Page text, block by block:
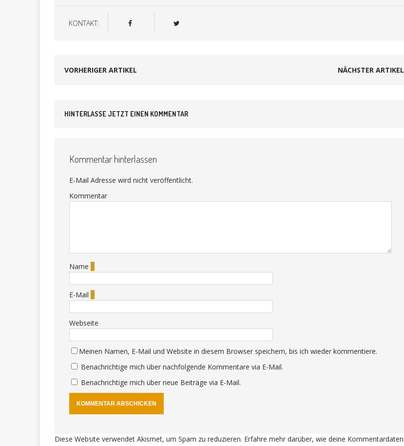
KONTAKT:
VORHERIGER ARTIKEL NÄCHSTER ARTIKEL
HINTERLASSE JETZT EINEN KOMMENTAR
Kommentar hinterlassen
E-Mail Adresse wird nicht veröffentlicht.
Kommentar
Name *
E-Mail *
Webseite
Meinen Namen, E-Mail und Website in diesem Browser speichern, bis ich wieder kommentiere.
Benachrichtige mich über nachfolgende Kommentare via E-Mail.
Benachrichtige mich über neue Beiträge via E-Mail.
Diese Website verwendet Akismet, um Spam zu reduzieren. Erfahre mehr darüber, wie deine Kommentardaten